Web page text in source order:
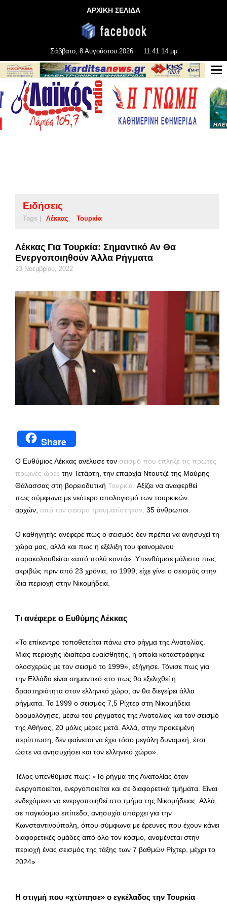
ΑΡΧΙΚΗ ΣΕΛΙΔΑ
Σάββατο, 8 Αυγούστου 2026 11:41:15 μμ
Ειδήσεις
Tags | Λέκκας Τουρκία
Λέκκας Για Τουρκία: Σημαντικό Αν Θα
Ενεργοποιηθούν Άλλα Ρήγματα
23 Νοεμβρίου, 2022
Share
Ο Ευθύμιος Λέκκας ανέλυσε τον σεισμό που έπληξε τις πρώτες
πρωινές ώρες την Τετάρτη, την επαρχία Ντουτζέ της Μαύρης
Θάλασσας στη βορειοδυτική Τουρκία. Αξίζει να αναφερθεί
πως σύμφωνα με νεότερο απολογισμό των τουρκικών
αρχών, από τον σεισμό τραυματίστηκαν, 35 άνθρωποι.
Ο καθηγητής ανέφερε πως ο σεισμός δεν πρέπει να ανησυχεί τη
χώρα μας, αλλά και πως η εξέλιξη του φαινομένου
παρακολουθείται «από πολύ κοντά». Υπενθύμισε μάλιστα πως
ακριβώς πριν από 23 χρόνια, το 1999, είχε γίνει ο σεισμός στην
ίδια περιοχή στην Νικομήδεια.
Τι ανέφερε ο Ευθύμης Λέκκας
«Το επίκεντρο τοποθετείται πάνω στο ρήγμα της Ανατολίας.
Μιας περιοχής ιδιαίτερα ευαίσθητης, η οποία καταστράφηκε
ολοσχερώς με τον σεισμό το 1999», εξήγησε. Τόνισε πως για
την Ελλάδα είναι σημαντικό «το πως θα εξελιχθεί η
δραστηριότητα στον ελληνικό χώρο, αν θα διεγείρει άλλα
ρήγματα. Το 1999 ο σεισμός 7,5 Ρίχτερ στη Νικομήδεια
δρομολόγησε, μέσω του ρήγματος της Ανατολίας και τον σεισμό
της Αθήνας, 20 μόλις μέρες μετά. Αλλά, στην προκειμένη
περίπτωση, δεν φαίνεται να έχει τόσο μεγάλη δυναμική, έτσι
ώστε να ανησυχήσει και τον ελληνικό χώρο».
Τέλος υπενθύμισε πως: «Το ρήγμα της Ανατολίας όταν
ενεργοποιείται, ενεργοποιείται και σε διαφορετικά τμήματα. Είναι
ενδεχόμενο να ενεργοποιηθεί στο τμήμα της Νικομήδειας. Αλλά,
σε παγκόσμιο επίπεδο, ανησυχία υπάρχει για την
Κωνσταντινούπολη, όπου σύμφωνα με έρευνες που έχουν κάνει
διαφορετικές ομάδες από όλο τον κόσμο, αναμένεται στην
περιοχή ένας σεισμός της τάξης των 7 βαθμών Ρίχτερ, μέχρι το
2024».
Η στιγμή που «χτύπησε» ο εγκέλαδος την Τουρκία